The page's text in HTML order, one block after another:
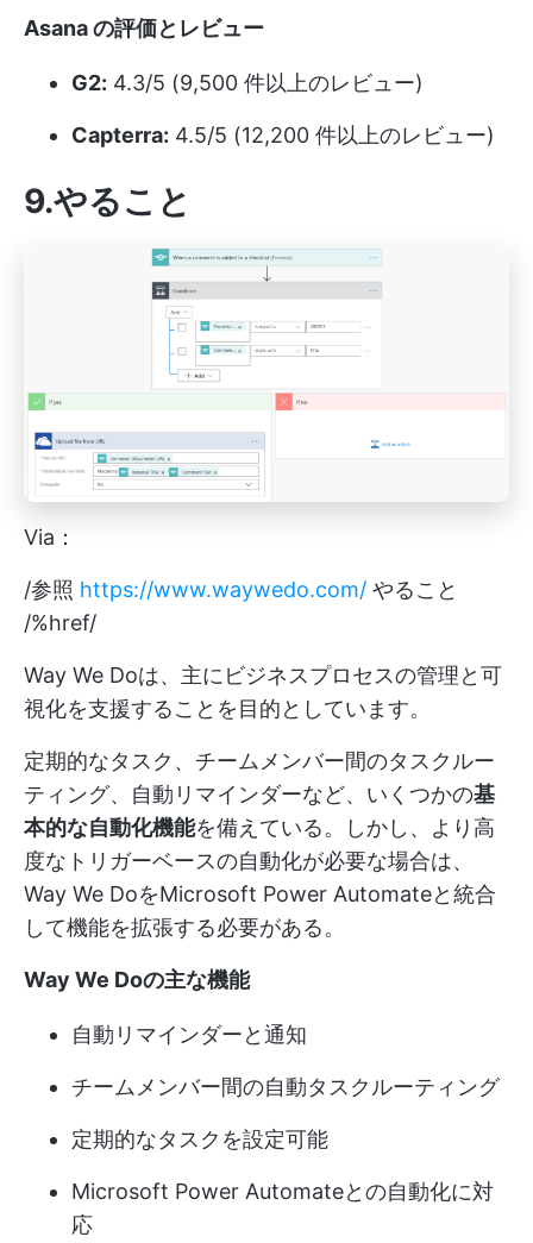
Asana の評価とレビュー
G2: 4.3/5 (9,500 件以上のレビュー)
Capterra: 4.5/5 (12,200 件以上のレビュー)
9.やること
Via：
/参照 https://www.waywedo.com/ やること
/%href/
Way We Doは、主にビジネスプロセスの管理と可
視化を支援することを目的としています。
定期的なタスク、チームメンバー間のタスクルー
ティング、自動リマインダーなど、いくつかの基
本的な自動化機能を備えている。しかし、より高
度なトリガーベースの自動化が必要な場合は、
Way We DoをMicrosoft Power Automateと統合
して機能を拡張する必要がある。
Way We Doの主な機能
自動リマインダーと通知
チームメンバー間の自動タスクルーティング
定期的なタスクを設定可能
Microsoft Power Automateとの自動化に対
応